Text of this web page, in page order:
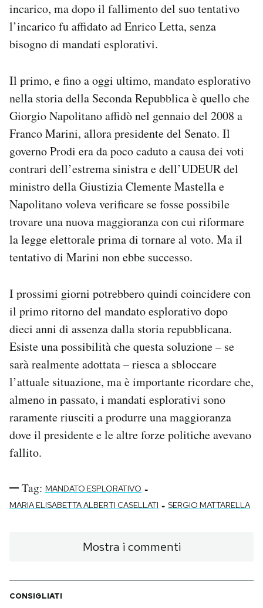
incarico, ma dopo il fallimento del suo tentativo
l’incarico fu affidato ad Enrico Letta, senza
bisogno di mandati esplorativi.
Il primo, e fino a oggi ultimo, mandato esplorativo
nella storia della Seconda Repubblica è quello che
Giorgio Napolitano affidò nel gennaio del 2008 a
Franco Marini, allora presidente del Senato. Il
governo Prodi era da poco caduto a causa dei voti
contrari dell’estrema sinistra e dell’UDEUR del
ministro della Giustizia Clemente Mastella e
Napolitano voleva verificare se fosse possibile
trovare una nuova maggioranza con cui riformare
la legge elettorale prima di tornare al voto. Ma il
tentativo di Marini non ebbe successo.
I prossimi giorni potrebbero quindi coincidere con
il primo ritorno del mandato esplorativo dopo
dieci anni di assenza dalla storia repubblicana.
Esiste una possibilità che questa soluzione – se
sarà realmente adottata – riesca a sbloccare
l’attuale situazione, ma è importante ricordare che,
almeno in passato, i mandati esplorativi sono
raramente riusciti a produrre una maggioranza
dove il presidente e le altre forze politiche avevano
fallito.
Tag: MANDATO ESPLORATIVO -
MARIA ELISABETTA ALBERTI CASELLATI - SERGIO MATTARELLA
Mostra i commenti
CONSIGLIATI